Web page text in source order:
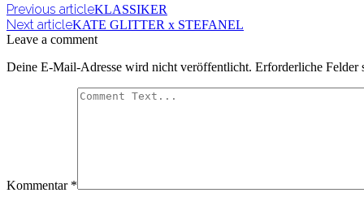
Previous articleKLASSIKER
Next articleKATE GLITTER x STEFANEL
Leave a comment
Deine E-Mail-Adresse wird nicht veröffentlicht. Erforderliche Felder
Kommentar *